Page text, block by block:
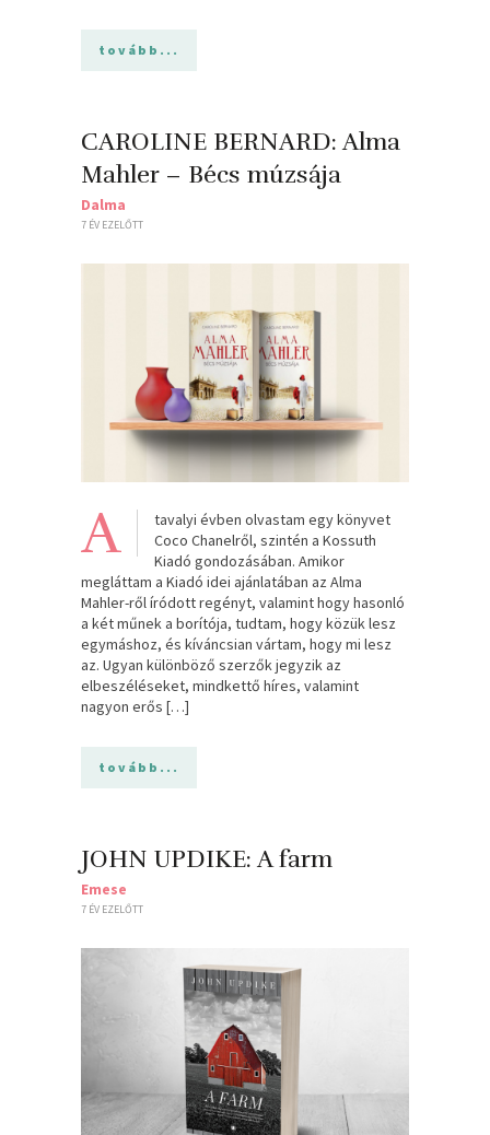
tovább...
CAROLINE BERNARD: Alma ​
Mahler – Bécs múzsája
Dalma
7 ÉV EZELŐTT
A
tavalyi évben olvastam egy könyvet
Coco Chanelről, szintén a Kossuth
Kiadó gondozásában. Amikor
megláttam a Kiadó idei ajánlatában az Alma
Mahler-ről íródott regényt, valamint hogy hasonló
a két műnek a borítója, tudtam, hogy közük lesz
egymáshoz, és kíváncsian vártam, hogy mi lesz
az. Ugyan különböző szerzők jegyzik az
elbeszéléseket, mindkettő híres, valamint
nagyon erős […]
tovább...
JOHN UPDIKE: A farm
Emese
7 ÉV EZELŐTT